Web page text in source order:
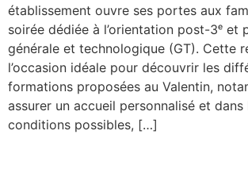
établissement ouvre ses portes aux
soirée dédiée à l’orientation post-3ᵉ et
générale et technologique (GT). Cette
l’occasion idéale pour découvrir les
formations proposées au Valentin,
assurer un accueil personnalisé et dans
conditions possibles, […]